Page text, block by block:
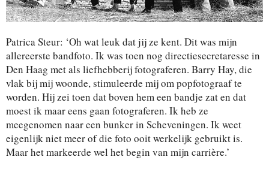
Patrica Steur: ‘Oh wat leuk dat jij ze kent. Dit was mijn
allereerste bandfoto. Ik was toen nog directiesecretaresse in
Den Haag met als liefhebberij fotograferen. Barry Hay, die
vlak bij mij woonde, stimuleerde mij om popfotograaf te
worden. Hij zei toen dat boven hem een bandje zat en dat
moest ik maar eens gaan fotograferen. Ik heb ze
meegenomen naar een bunker in Scheveningen. Ik weet
eigenlijk niet meer of die foto ooit werkelijk gebruikt is.
Maar het markeerde wel het begin van mijn carrière.’